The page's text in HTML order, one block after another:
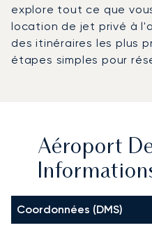
explore tout ce que
location de jet privé à
des itinéraires les plus
étapes simples pour
Aéroport
Coordonnées (DMS)